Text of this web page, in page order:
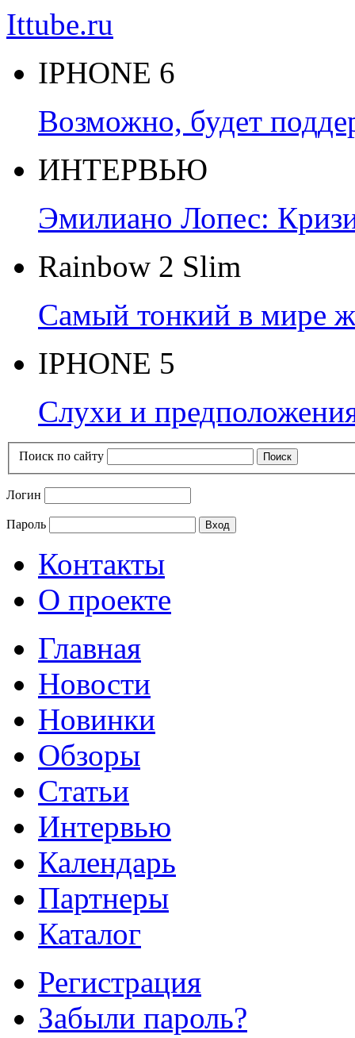
Ittube.ru
IPHONE 6
Возможно, будет
ИНТЕРВЬЮ
Эмилиано Лопес:
Rainbow 2 Slim
Самый тонкий в мире
IPHONE 5
Слухи и
Поиск по сайту
Логин
Пароль
Контакты
О проекте
Главная
Новости
Новинки
Обзоры
Cтатьи
Интервью
Календарь
Партнеры
Каталог
Регистрация
Забыли пароль?